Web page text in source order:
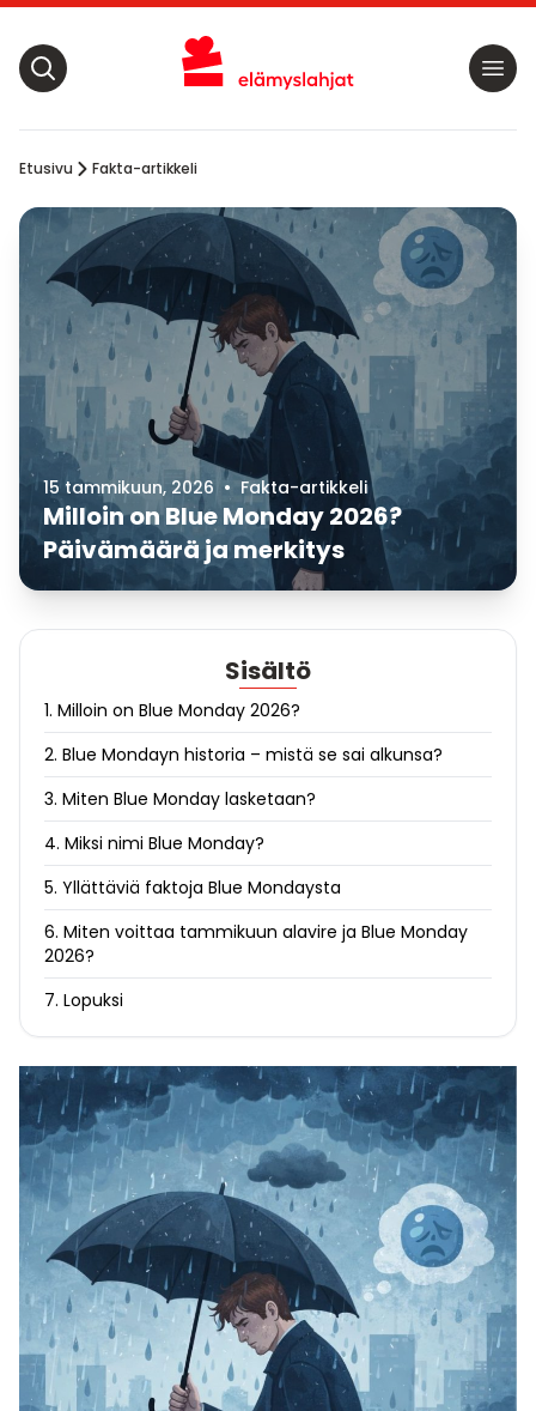
Etusivu Fakta-artikkeli
15 tammikuun, 2026 • Fakta-artikkeli
Milloin on Blue Monday 2026?
Päivämäärä ja merkitys
Sisältö
1. Milloin on Blue Monday 2026?
2. Blue Mondayn historia – mistä se sai alkunsa?
3. Miten Blue Monday lasketaan?
4. Miksi nimi Blue Monday?
5. Yllättäviä faktoja Blue Mondaysta
6. Miten voittaa tammikuun alavire ja Blue Monday
2026?
7. Lopuksi